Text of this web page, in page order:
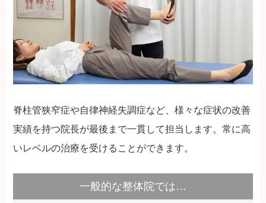
脊柱管狭窄症や自律神経失調症など、様々な症状の改善
実績を持つ院長が最後まで一貫して担当します。常に高
いレベルの治療を受けることができます。
一般的な整体院では…